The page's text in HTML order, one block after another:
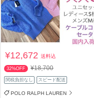
¥12,672送料込
32%OFF ¥18,700
関税負担なし スピード配送
POLO RALPH LAUREN